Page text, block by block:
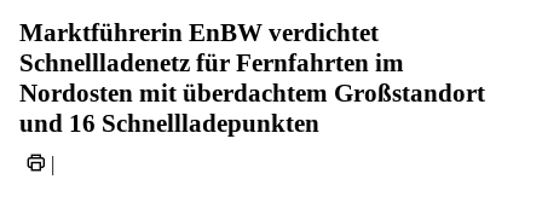
Marktführerin EnBW verdichtet
Schnellladenetz für Fernfahrten im
Nordosten mit überdachtem Großstandort
und 16 Schnellladepunkten
|